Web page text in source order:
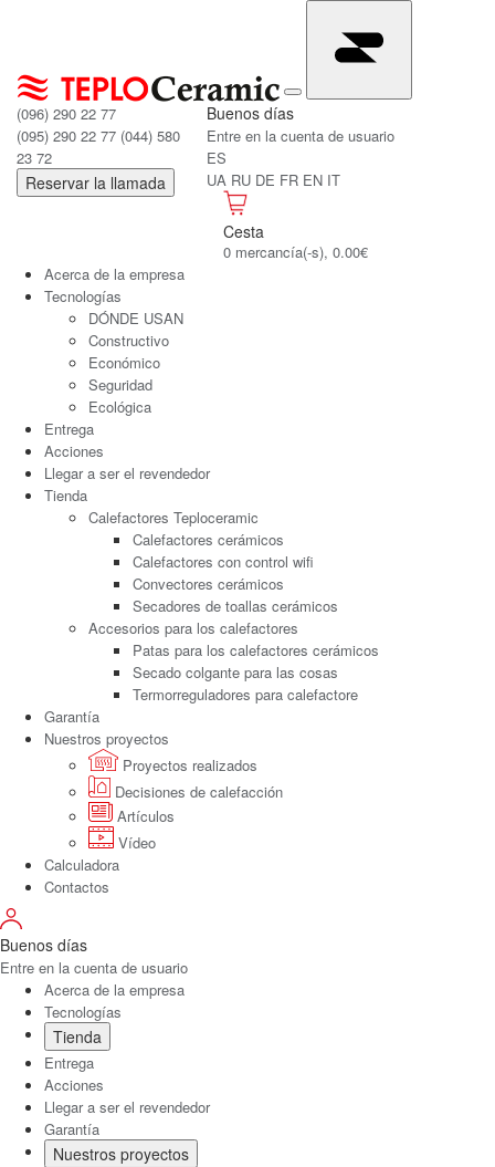
(096) 290 22 77
(095) 290 22 77 (044) 580
23 72
Reservar la llamada
Buenos días
Entre en la cuenta de usuario
ES
UA RU DE FR EN IT
Cesta
0 mercancía(-s), 0.00€
Acerca de la empresa
Tecnologías
DÓNDE USAN
Constructivo
Económico
Seguridad
Ecológica
Entrega
Acciones
Llegar a ser el revendedor
Tienda
Calefactores Teploceramic
Calefactores cerámicos
Calefactores con control wifi
Convectores cerámicos
Secadores de toallas cerámicos
Accesorios para los calefactores
Patas para los calefactores cerámicos
Secado colgante para las cosas
Termorreguladores para calefactore
Garantía
Nuestros proyectos
Proyectos realizados
Decisiones de calefacción
Artículos
Vídeo
Calculadora
Contactos
Buenos días
Entre en la cuenta de usuario
Acerca de la empresa
Tecnologías
Tienda
Entrega
Acciones
Llegar a ser el revendedor
Garantía
Nuestros proyectos